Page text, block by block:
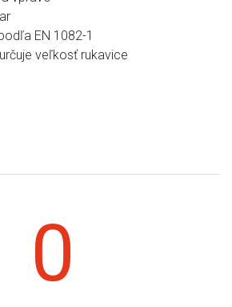
EN 1082-1
veľkosť rukavice
0